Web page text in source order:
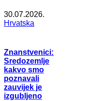
30.07.2026.
Hrvatska
Znanstvenici:
Sredozemlje
kakvo smo
poznavali
zauvijek je
izgubljeno